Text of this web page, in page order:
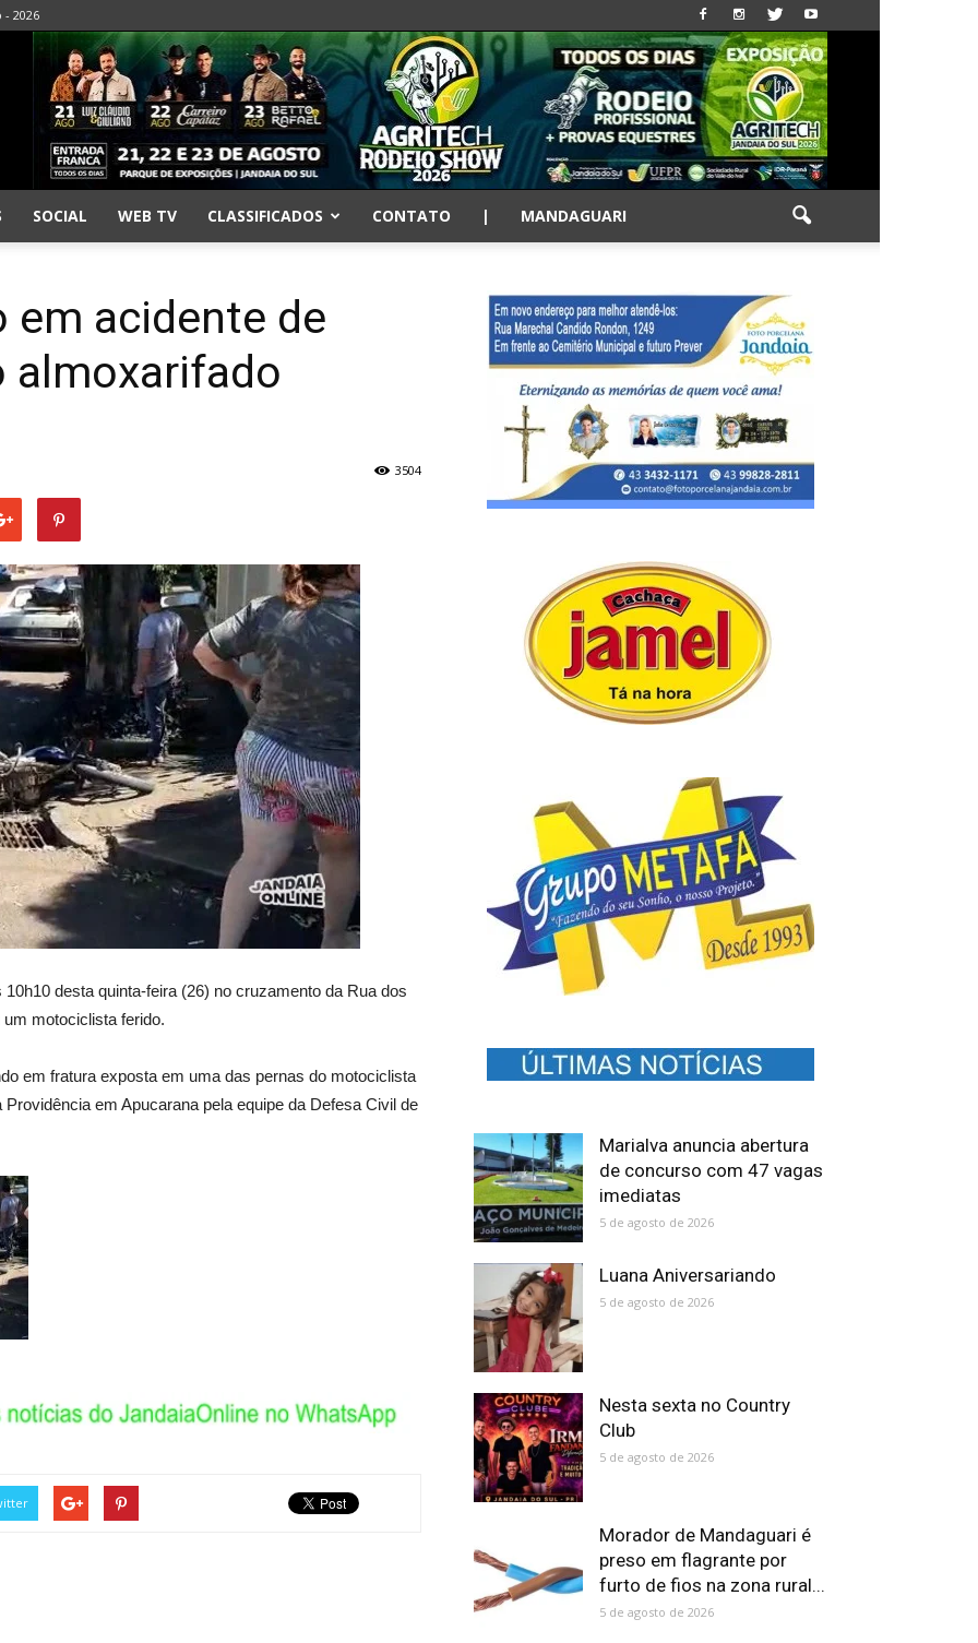
- 2026
SOCIAL WEB TV CLASSIFICADOS CONTATO | MANDAGUARI
acidente de
almoxarifado
3504
desta quinta-feira (26) no cruzamento da Rua dos
motociclista ferido.
em fratura exposta em uma das pernas do motociclista
em Apucarana pela equipe da Defesa Civil de
Marialva anuncia abertura
de concurso com 47 vagas
imediatas
5 de agosto de 2026
Luana Aniversariando
5 de agosto de 2026
Nesta sexta no Country
Club
5 de agosto de 2026
Morador de Mandaguari é
preso em flagrante por
furto de fios na zona rural...
5 de agosto de 2026